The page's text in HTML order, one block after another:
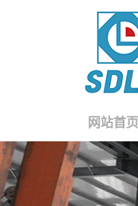
网站首页